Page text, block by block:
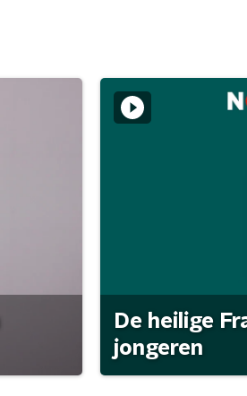
De heilige
jongeren